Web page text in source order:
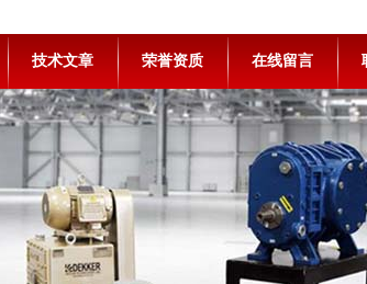
技术文章 荣誉资质 在线留言